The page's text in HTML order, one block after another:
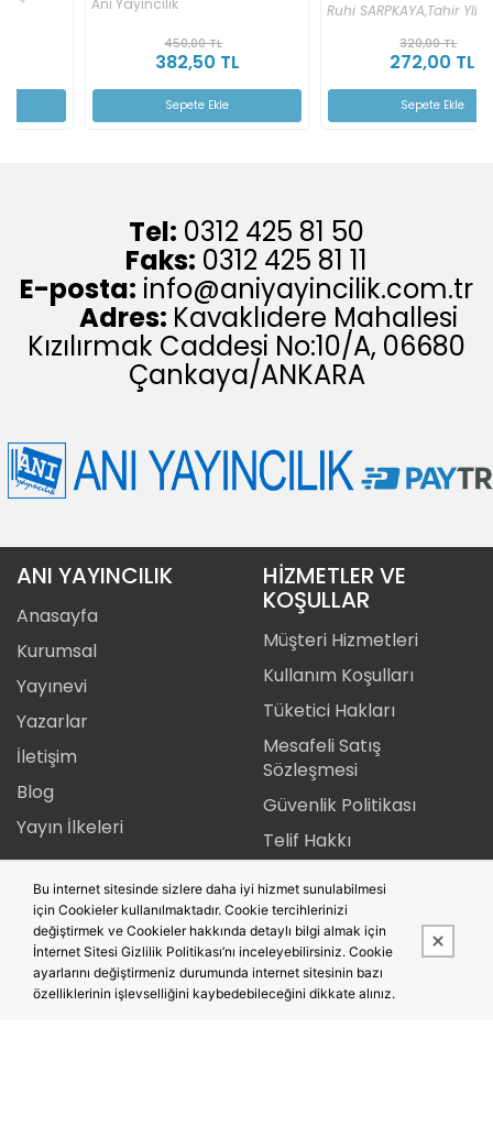
Anı Yayıncılık
382,50 TL
Ruhi SARPKAYA, Tahir YILMAZ
272,00 TL
Tel: 0312 425 81 50
Faks: 0312 425 81 11
E-posta: info@aniyayincilik.com.tr
Adres: Kavaklıdere Mahallesi
Kızılırmak Caddesi No:10/A, 06680
Çankaya/ANKARA
ANI YAYINCILIK
Anasayfa
Kurumsal
Yayınevi
Yazarlar
İletişim
Blog
Yayın İlkeleri
HİZMETLER VE
KOŞULLAR
Müşteri Hizmetleri
Kullanım Koşulları
Tüketici Hakları
Mesafeli Satış
Sözleşmesi
Güvenlik Politikası
Telif Hakkı
İade Şartları
Bu site,PobolEti®Entegre E-ticaret Sistemi ile hazırlanmıştır.
Bu internet sitesinde sizlere daha iyi hizmet sunulabilmesi
için Cookieler kullanılmaktadır. Cookie tercihlerinizi
değiştirmek ve Cookieler hakkında detaylı bilgi almak için
İnternet Sitesi Gizlilik Politikası’nı inceleyebilirsiniz. Cookie
ayarlarını değiştirmeniz durumunda internet sitesinin bazı
özelliklerinin işlevselliğini kaybedebileceğini dikkate alınız.